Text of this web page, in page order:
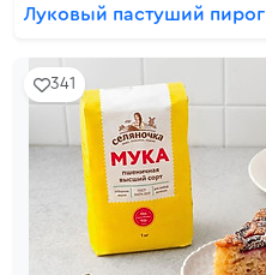
Луковый пастуший пирог
341